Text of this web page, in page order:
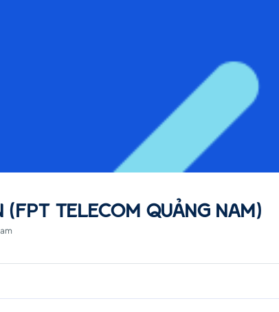
(FPT TELECOM QUẢNG NAM)